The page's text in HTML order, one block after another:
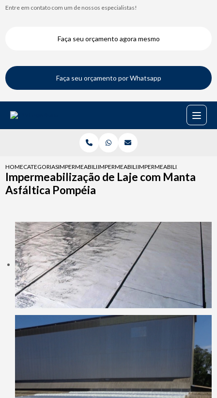
Entre em contato com um de nossos especialistas!
Faça seu orçamento agora mesmo
Faça seu orçamento por Whatsapp
HOMECATEGORIASIMPERMEABILIZACAO DE LAJES
IMPERMEABILIZACAO DA LAJE
IMPERMEABILIZACAO DE
Impermeabilização de Laje com Manta
Asfáltica Pompéia